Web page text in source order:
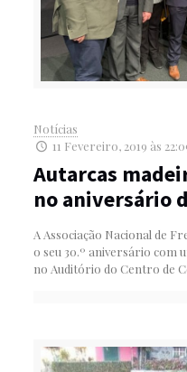
Notícias
11 Fevereiro, 2019 às
Autarcas
no aniversário
A Associação Nacional de
o seu 30.º aniversário com
no Auditório do Centro de